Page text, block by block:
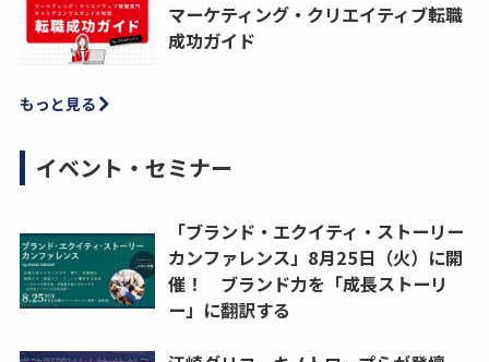
マーケティング・クリエイティブ転職
成功ガイド
もっと見る
イベント・セミナー
「ブランド・エクイティ・ストーリー
カンファレンス」8月25日（火）に開
催！ ブランド力を「成長ストーリ
ー」に翻訳する